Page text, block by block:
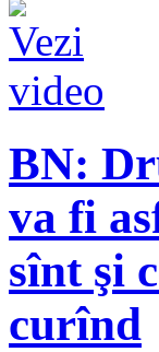
BN:
va fi
sînt şi
curînd